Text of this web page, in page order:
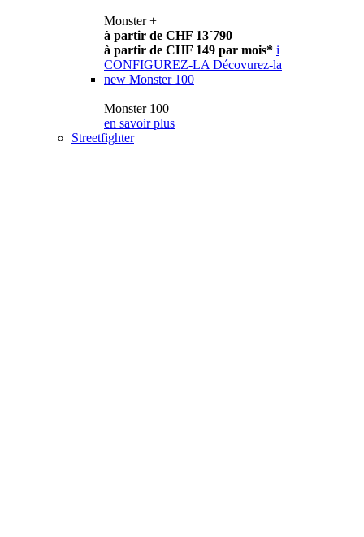
Monster +
à partir de CHF 13´790
à partir de CHF 149 par mois* i
CONFIGUREZ-LA Décovurez-la
new Monster 100
Monster 100
en savoir plus
Streetfighter